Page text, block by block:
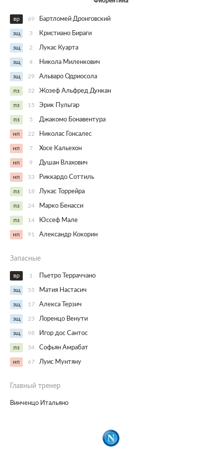
вр 69 Бартломей Дронговский
зщ 3 Кристиано Бираги
зщ 2 Лукас Куарта
зщ 4 Никола Миленкович
зщ 29 Альваро Одриосола
пз 32 Жозеф Альфред Дункан
пз 15 Эрик Пульгар
пз 5 Джакомо Бонавентура
нп 22 Николас Гонсалес
нп 7 Хосе Кальехон
нп 9 Душан Влахович
нп 33 Риккардо Соттиль
пз 18 Лукас Торрейра
пз 24 Марко Бенасси
пз 14 Юссеф Мале
нп 91 Александр Кокорин
Запасные
вр 1 Пьетро Терраччано
зщ 55 Матия Настасич
зщ 17 Алекса Терзич
зщ 23 Лоренцо Венути
зщ 98 Игор дос Сантос
пз 34 Софьян Амрабат
нп 67 Луис Мунтяну
Главный тренер
Винченцо Итальяно